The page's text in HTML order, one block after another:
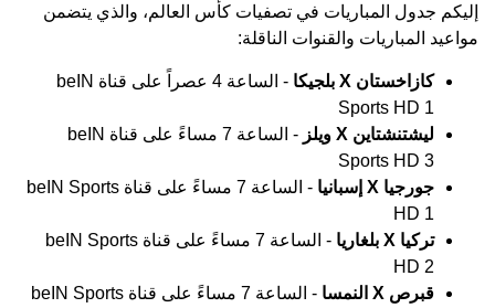
إليكم جدول المباريات في تصفيات كأس العالم، والذي يتضمن
مواعيد المباريات والقنوات الناقلة:
كازاخستان X بلجيكا
- الساعة 4 عصراً على قناة beIN
Sports HD 1
ليشتنشتاين X ويلز
- الساعة 7 مساءً على قناة beIN
Sports HD 3
جورجيا X إسبانيا
- الساعة 7 مساءً على قناة beIN Sports
HD 1
تركيا X بلغاريا
- الساعة 7 مساءً على قناة beIN Sports
HD 2
قبرص X النمسا
- الساعة 7 مساءً على قناة beIN Sports